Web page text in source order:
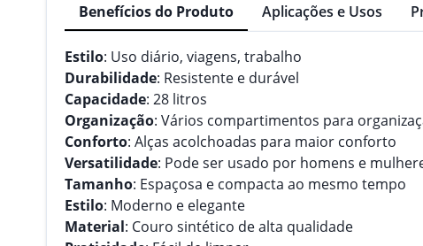
Benefícios do Produto
Aplicações e Usos
Estilo: Uso diário, viagens, trabalho
Durabilidade: Resistente e durável
Capacidade: 28 litros
Organização: Vários compartimentos para
Conforto: Alças acolchoadas para maior conforto
Versatilidade: Pode ser usado por homens e
Tamanho: Espaçosa e compacta ao mesmo tempo
Estilo: Moderno e elegante
Material: Couro sintético de alta qualidade